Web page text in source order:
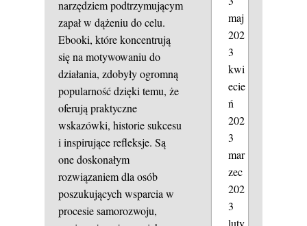
narzędziem podtrzymującym
zapał w dążeniu do celu.
Ebooki, które koncentrują
się na motywowaniu do
działania, zdobyły ogromną
popularność dzięki temu, że
oferują praktyczne
wskazówki, historie sukcesu
i inspirujące refleksje. Są
one doskonałym
rozwiązaniem dla osób
poszukujących wsparcia w
procesie samorozwoju,
maj
202
3
kwi
ecie
ń
202
3
mar
zec
202
3
luty